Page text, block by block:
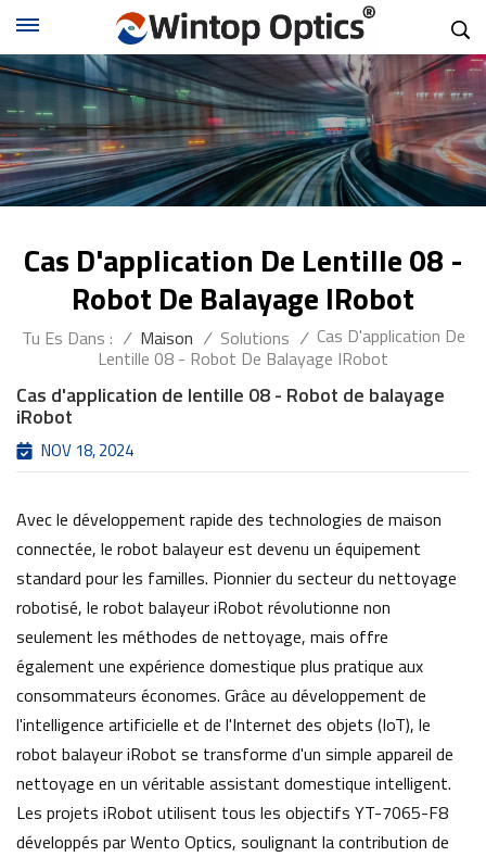
Cas D'application De Lentille 08 -
Robot De Balayage IRobot
Tu Es Dans : / Maison / Solutions / Cas D'application De
Lentille 08 - Robot De Balayage IRobot
Cas d'application de lentille 08 - Robot de balayage
iRobot
NOV 18, 2024
Avec le développement rapide des technologies de maison
connectée, le robot balayeur est devenu un équipement
standard pour les familles. Pionnier du secteur du nettoyage
robotisé, le robot balayeur iRobot révolutionne non
seulement les méthodes de nettoyage, mais offre
également une expérience domestique plus pratique aux
consommateurs économes. Grâce au développement de
l'intelligence artificielle et de l'Internet des objets (IoT), le
robot balayeur iRobot se transforme d'un simple appareil de
nettoyage en un véritable assistant domestique intelligent.
Les projets iRobot utilisent tous les objectifs YT-7065-F8
développés par Wento Optics, soulignant la contribution de